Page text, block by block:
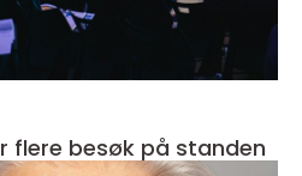
flere besøk på standen